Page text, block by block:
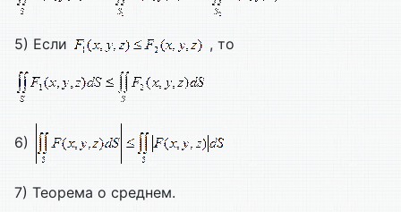
5) Если , то
6)
7) Теорема о среднем.